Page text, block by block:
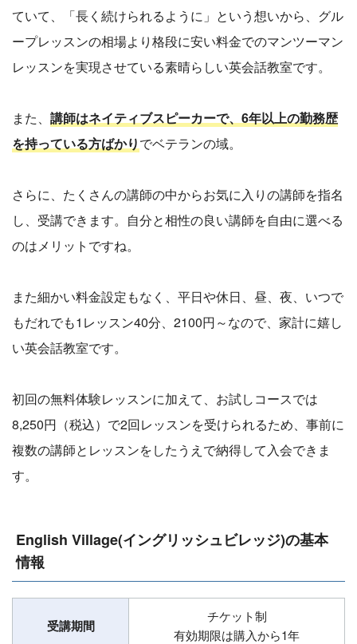
ていて、「長く続けられるように」という想いから、グル
ープレッスンの相場より格段に安い料金でのマンツーマン
レッスンを実現させている素晴らしい英会話教室です。
また、 講師はネイティブスピーカーで、6年以上の勤務歴
を持っている方ばかりでベテランの域。
さらに、たくさんの講師の中からお気に入りの講師を指名
し、受講できます。自分と相性の良い講師を自由に選べる
のはメリットですね。
また細かい料金設定もなく、平日や休日、昼、夜、いつで
もだれでも1レッスン40分、2100円～なので、家計に嬉し
い英会話教室です。
初回の無料体験レッスンに加えて、お試しコースでは
8,250円（税込）で2回レッスンを受けられるため、事前に
複数の講師とレッスンをしたうえで納得して入会できま
す。
English Village(イングリッシュビレッジ)の基本
情報
受講期間
チケット制
有効期限は購入から1年